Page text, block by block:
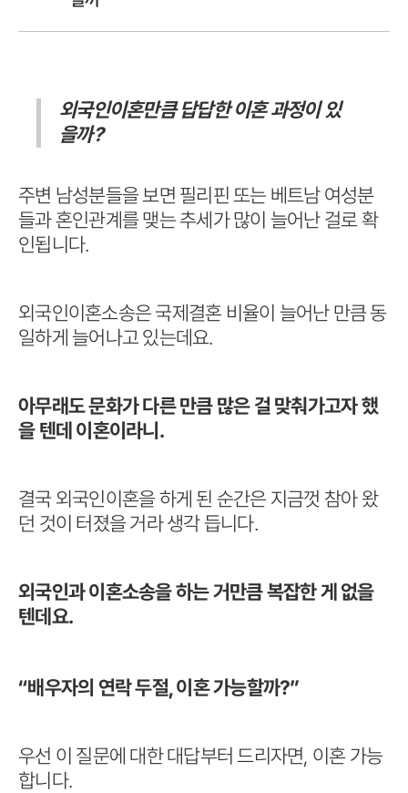
외국인이혼만큼 답답한 이혼 과정이 있
을까?
주변 남성분들을 보면 필리핀 또는 베트남 여성분
들과 혼인관계를 맺는 추세가 많이 늘어난 걸로 확
인됩니다.
외국인이혼소송은 국제결혼 비율이 늘어난 만큼 동
일하게 늘어나고 있는데요.
아무래도 문화가 다른 만큼 많은 걸 맞춰가고자 했
을 텐데 이혼이라니.
결국 외국인이혼을 하게 된 순간은 지금껏 참아 왔
던 것이 터졌을 거라 생각 듭니다.
외국인과 이혼소송을 하는 거만큼 복잡한 게 없을
텐데요.
“배우자의 연락 두절, 이혼 가능할까?”
우선 이 질문에 대한 대답부터 드리자면, 이혼 가능
합니다.